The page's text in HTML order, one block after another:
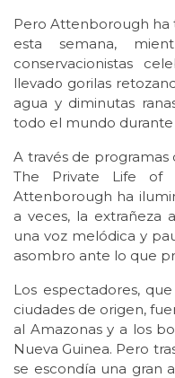
Pero Attenborough ha
esta semana,
conservacionistas
llevado gorilas
agua y diminutas
todo el mundo durante
A través de
The Private Life of
Attenborough ha
a veces, la extrañeza
una voz melódica y
asombro ante lo que
Los espectadores,
ciudades de origen,
al Amazonas y a los
Nueva Guinea. Pero
se escondía una gran